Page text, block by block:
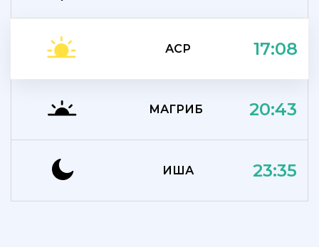
АСР 17:08
МАГРИБ 20:43
ИША 23:35